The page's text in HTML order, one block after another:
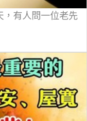
，有人問一位老先